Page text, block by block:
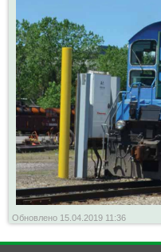
Обновлено 15.04.2019 11:36